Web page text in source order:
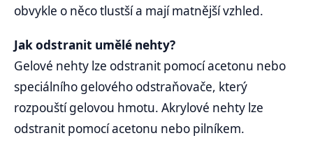
obvykle o něco tlustší a mají matnější vzhled.
Jak odstranit umělé nehty?
Gelové nehty lze odstranit pomocí acetonu nebo
speciálního gelového odstraňovače, který
rozpouští gelovou hmotu. Akrylové nehty lze
odstranit pomocí acetonu nebo pilníkem.